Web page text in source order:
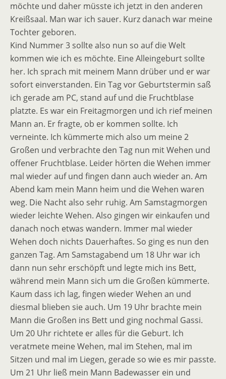
möchte und daher müsste ich jetzt in den anderen
Kreißsaal. Man war ich sauer. Kurz danach war meine
Tochter geboren.
Kind Nummer 3 sollte also nun so auf die Welt
kommen wie ich es möchte. Eine Alleingeburt sollte
her. Ich sprach mit meinem Mann drüber und er war
sofort einverstanden. Ein Tag vor Geburtstermin saß
ich gerade am PC, stand auf und die Fruchtblase
platzte. Es war ein Freitagmorgen und ich rief meinen
Mann an. Er fragte, ob er kommen sollte. Ich
verneinte. Ich kümmerte mich also um meine 2
Großen und verbrachte den Tag nun mit Wehen und
offener Fruchtblase. Leider hörten die Wehen immer
mal wieder auf und fingen dann auch wieder an. Am
Abend kam mein Mann heim und die Wehen waren
weg. Die Nacht also sehr ruhig. Am Samstagmorgen
wieder leichte Wehen. Also gingen wir einkaufen und
danach noch etwas wandern. Immer mal wieder
Wehen doch nichts Dauerhaftes. So ging es nun den
ganzen Tag. Am Samstagabend um 18 Uhr war ich
dann nun sehr erschöpft und legte mich ins Bett,
während mein Mann sich um die Großen kümmerte.
Kaum dass ich lag, fingen wieder Wehen an und
diesmal blieben sie auch. Um 19 Uhr brachte mein
Mann die Großen ins Bett und ging nochmal Gassi.
Um 20 Uhr richtete er alles für die Geburt. Ich
veratmete meine Wehen, mal im Stehen, mal im
Sitzen und mal im Liegen, gerade so wie es mir passte.
Um 21 Uhr ließ mein Mann Badewasser ein und